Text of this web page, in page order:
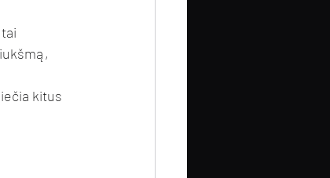
kitus